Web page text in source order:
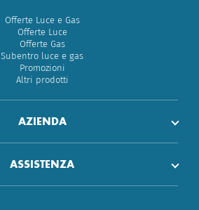
Offerte Luce e Gas
Offerte Luce
Offerte Gas
Subentro luce e gas
Promozioni
Altri prodotti
AZIENDA
ASSISTENZA